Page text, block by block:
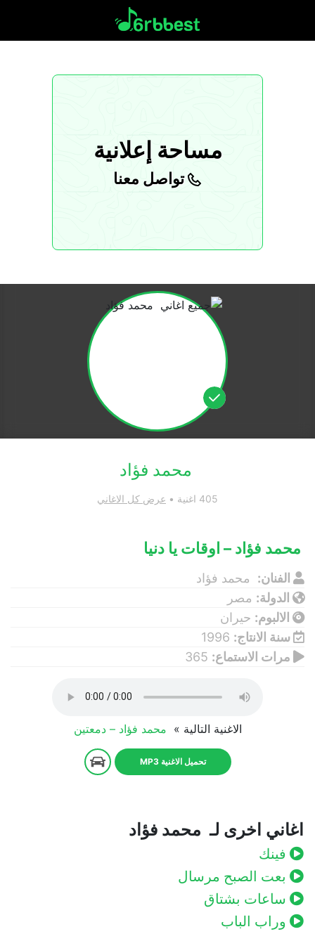
مساحة إعلانية
تواصل معنا
محمد فؤاد
405 اغنية • عرض كل الاغاني
محمد فؤاد – اوقات يا دنيا
الفنان:
محمد فؤاد
الدولة: مصر
الالبوم: حيران
سنة الانتاج: 1996
مرات الاستماع:
الاغنية التالية » محمد فؤاد – دمعتين
تحميل الاغنية MP3
اغاني اخرى لـ محمد فؤاد
فينك
بعت الصبح مرسال
ساعات بشتاق
وراب الباب